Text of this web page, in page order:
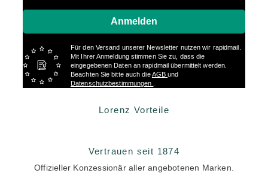
Anmelden
Für den Versand unserer Newsletter nutzen wir rapidmail.
Mit Ihrer Anmeldung stimmen Sie zu, dass die
eingegebenen Daten an rapidmail übermittelt werden.
Beachten Sie bitte auch dieAGBund
Datenschutzbestimmungen
Lorenz Vorteile
Vertrauen seit 1874
Offizieller Konzessionär aller angebotenen Marken.